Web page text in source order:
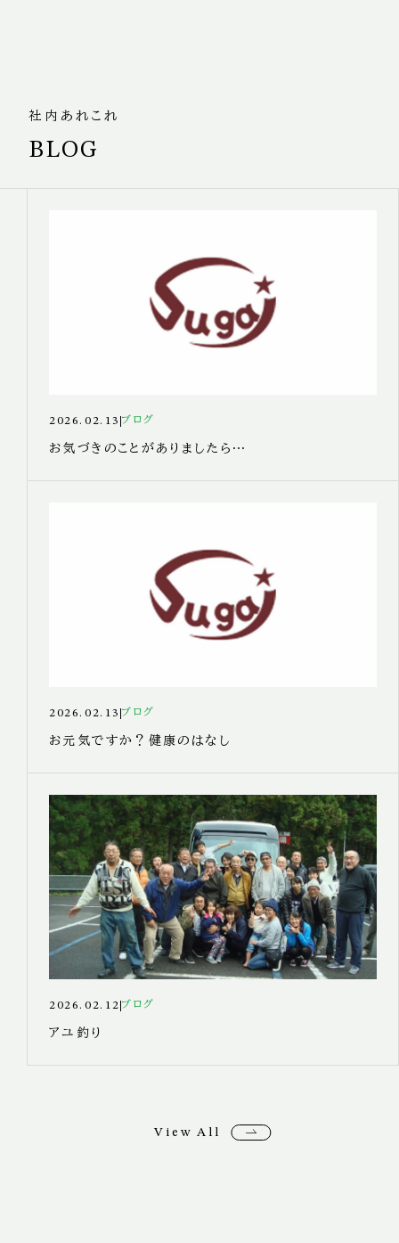
社内あれこれ
BLOG
View All
2026.02.13 ブログ
お気づきのことがありましたら…
2026.02.13 ブログ
お元気ですか？健康のはなし
2026.02.12 ブログ
アユ釣り